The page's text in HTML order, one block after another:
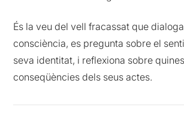
És la veu del vell fracassat que
consciència, es pregunta sobre el
seva identitat, i reflexiona sobre
conseqüències dels seus actes.